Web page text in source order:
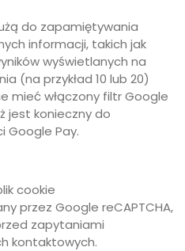
do zapamiętywania
informacji, takich jak
wyświetlanych na
(na przykład 10 lub 20)
mieć włączony filtr Google
jest konieczny do
Google Pay.
cookie
przez Google reCAPTCHA,
zapytaniami
kontaktowych.